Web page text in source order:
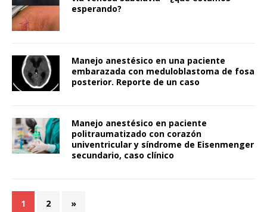
esperando?
Manejo anestésico en una paciente
embarazada con meduloblastoma de fosa
posterior. Reporte de un caso
Manejo anestésico en paciente
politraumatizado con corazón
univentricular y síndrome de Eisenmenger
secundario, caso clínico
1 2 »